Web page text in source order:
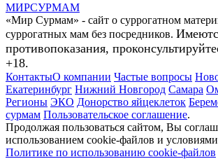
МИРСУРМАМ
«Мир Сурмам» - сайт о суррогатном
суррогатных мам без посредников.
противопоказания,
+18.
КонтактыО компании Частые вопросы
Екатеринбург Нижний Новгород Самара
Регионы ЭКО Донорство яйцеклеток
сурмам Пользовательское соглашение.
Продолжая пользоваться сайтом, Вы
использованием cookie-файлов и
Политике по использованию cookie-файлов